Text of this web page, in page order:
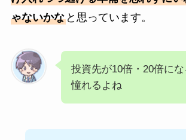
ゃないかなと思っています。
投資先が10倍・20倍に
憧れるよね